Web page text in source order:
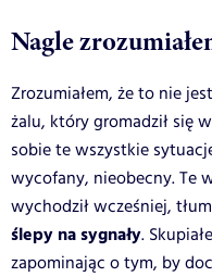
Nagle
Zrozumiałem, że to nie
żalu, który gromadził się
sobie te wszystkie
wycofany, nieobecny. Te
wychodził wcześniej,
ślepy na sygnały.
zapominając o tym, by